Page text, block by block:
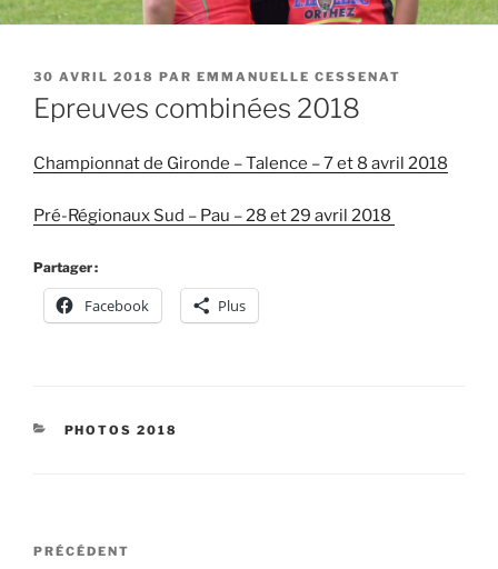
PUBLIÉ
LE
30 AVRIL 2018 PAR EMMANUELLE CESSENAT
Epreuves combinées 2018
Championnat de Gironde – Talence – 7 et 8 avril 2018
Pré-Régionaux Sud – Pau – 28 et 29 avril 2018
Partager :
Facebook Plus
CATÉGORIES
PHOTOS 2018
Navigation
Article
PRÉCÉDENT